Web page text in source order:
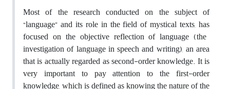
Most of the research conducted on the subject of
“language” and its role in the field of mystical texts, has
focused on the objective reflection of language (the
investigation of language in speech and writing), an area
that is actually regarded as second-order knowledge.It is
very important to pay attention to the first-order
knowledge, which is defined as knowing the nature of the